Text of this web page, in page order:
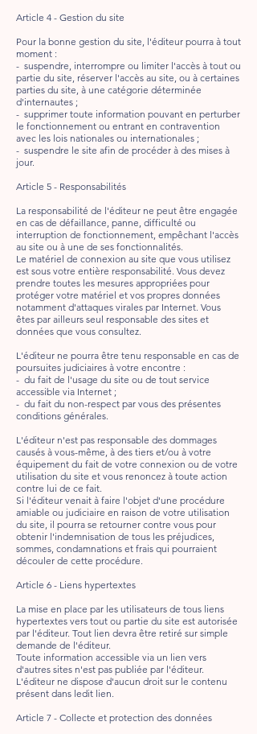
Article 4 - Gestion du site
Pour la bonne gestion du site, l'éditeur pourra à tout
moment :
- suspendre, interrompre ou limiter l'accès à tout ou
partie du site, réserver l'accès au site, ou à certaines
parties du site, à une catégorie déterminée
d'internautes ;
- supprimer toute information pouvant en perturber
le fonctionnement ou entrant en contravention
avec les lois nationales ou internationales ;
- suspendre le site afin de procéder à des mises à
jour.
Article 5 - Responsabilités
La responsabilité de l'éditeur ne peut être engagée
en cas de défaillance, panne, difficulté ou
interruption de fonctionnement, empêchant l'accès
au site ou à une de ses fonctionnalités.
Le matériel de connexion au site que vous utilisez
est sous votre entière responsabilité. Vous devez
prendre toutes les mesures appropriées pour
protéger votre matériel et vos propres données
notamment d'attaques virales par Internet. Vous
êtes par ailleurs seul responsable des sites et
données que vous consultez.
L'éditeur ne pourra être tenu responsable en cas de
poursuites judiciaires à votre encontre :
- du fait de l'usage du site ou de tout service
accessible via Internet ;
- du fait du non-respect par vous des présentes
conditions générales.
L'éditeur n'est pas responsable des dommages
causés à vous-même, à des tiers et/ou à votre
équipement du fait de votre connexion ou de votre
utilisation du site et vous renoncez à toute action
contre lui de ce fait.
Si l'éditeur venait à faire l'objet d'une procédure
amiable ou judiciaire en raison de votre utilisation
du site, il pourra se retourner contre vous pour
obtenir l'indemnisation de tous les préjudices,
sommes, condamnations et frais qui pourraient
découler de cette procédure.
Article 6 - Liens hypertextes
La mise en place par les utilisateurs de tous liens
hypertextes vers tout ou partie du site est autorisée
par l'éditeur. Tout lien devra être retiré sur simple
demande de l'éditeur.
Toute information accessible via un lien vers
d'autres sites n'est pas publiée par l'éditeur.
L'éditeur ne dispose d'aucun droit sur le contenu
présent dans ledit lien.
Article 7 - Collecte et protection des données